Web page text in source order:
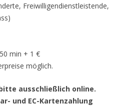
Freiwilligendienstleistende,
min + 1 €
möglich.
ausschließlich online.
und EC-Kartenzahlung